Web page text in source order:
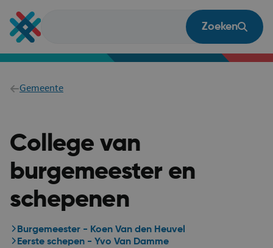
en
naar
inhoud
Zoeken
Breadcrumb
Gemeente
College van
burgemeester en
schepenen
Burgemeester - Koen Van den Heuvel
Eerste schepen - Yvo Van Damme